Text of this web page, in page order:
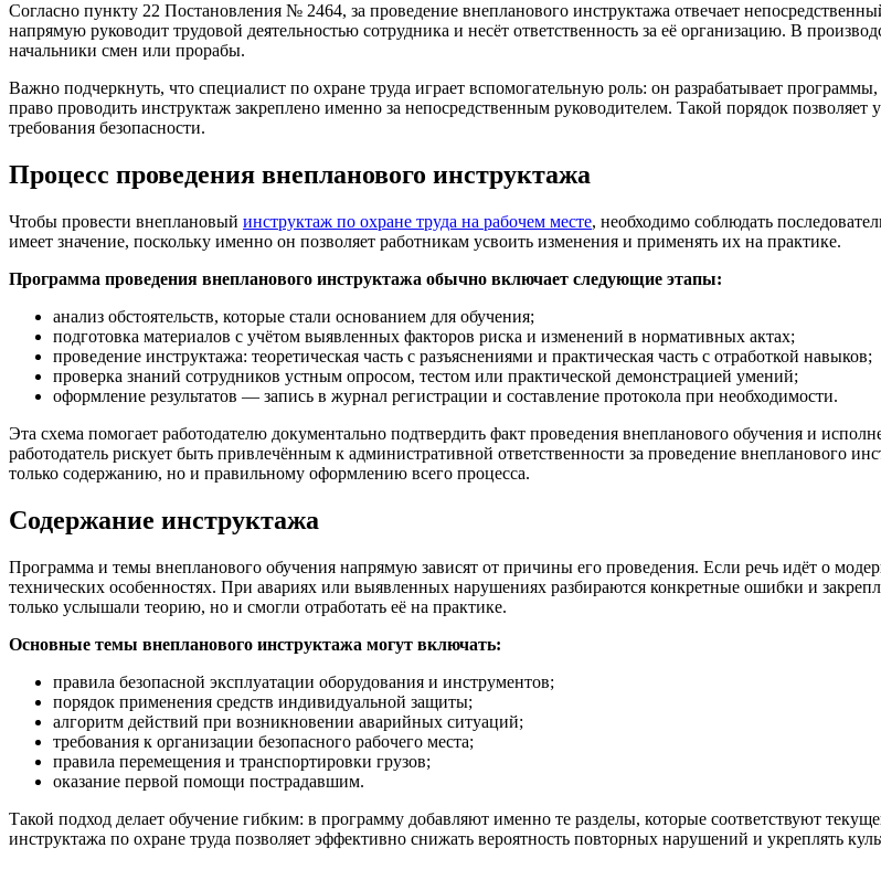
Согласно пункту 22 Постановления № 2464, за проведение внепланового инструктажа отвечает
напрямую руководит трудовой деятельностью сотрудника и несёт ответственность за её организацию. В
начальники смен или прорабы.
Важно подчеркнуть, что специалист по охране труда играет вспомогательную роль: он разрабатывает
право проводить инструктаж закреплено именно за непосредственным руководителем. Такой порядок
требования безопасности.
Процесс проведения внепланового инструктажа
Чтобы провести внеплановый инструктаж по охране труда на рабочем месте, необходимо соблюдать
имеет значение, поскольку именно он позволяет работникам усвоить изменения и применять их на практике.
Программа проведения внепланового инструктажа обычно включает следующие этапы:
анализ обстоятельств, которые стали основанием для обучения;
подготовка материалов с учётом выявленных факторов риска и изменений в нормативных актах;
проведение инструктажа: теоретическая часть с разъяснениями и практическая часть с отработкой навыков;
проверка знаний сотрудников устным опросом, тестом или практической демонстрацией умений;
оформление результатов — запись в журнал регистрации и составление протокола при необходимости.
Эта схема помогает работодателю документально подтвердить факт проведения внепланового обучения и
работодатель рискует быть привлечённым к административной ответственности за проведение внепланового
только содержанию, но и правильному оформлению всего процесса.
Содержание инструктажа
Программа и темы внепланового обучения напрямую зависят от причины его проведения. Если речь идёт о
технических особенностях. При авариях или выявленных нарушениях разбираются конкретные ошибки и
только услышали теорию, но и смогли отработать её на практике.
Основные темы внепланового инструктажа могут включать:
правила безопасной эксплуатации оборудования и инструментов;
порядок применения средств индивидуальной защиты;
алгоритм действий при возникновении аварийных ситуаций;
требования к организации безопасного рабочего места;
правила перемещения и транспортировки грузов;
оказание первой помощи пострадавшим.
Такой подход делает обучение гибким: в программу добавляют именно те разделы, которые соответствуют
инструктажа по охране труда позволяет эффективно снижать вероятность повторных нарушений и укреплять